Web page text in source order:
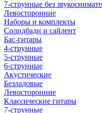
7-струнные без
Левосторонние
Наборы и комплекты
Солидбади и сайлент
Бас-гитары
4-струнные
5-струнные
6-струнные
Акустические
Безладовые
Левосторонние
Классические гитары
7-струнные